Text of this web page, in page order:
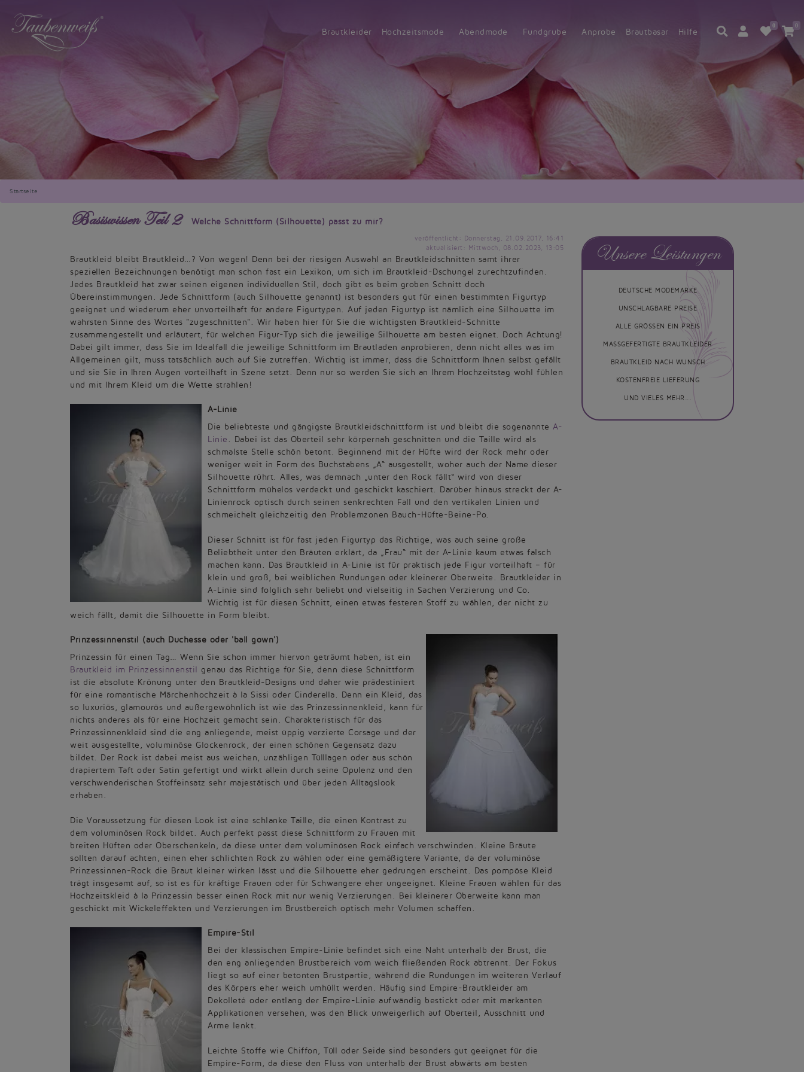
Brautkleider Hochzeitsmode Abendmode Fundgrube Anprobe Brautbasar Hilfe
0 0
Startseite
Basiswissen Teil 2 Welche Schnittform (Silhouette) passt zu mir?
veröffentlicht: Donnerstag, 21.09.2017, 16:41
aktualisiert: Mittwoch, 08.02.2023, 13:05
Brautkleid bleibt Brautkleid…? Von wegen! Denn bei der riesigen Auswahl an Brautkleidschnitten samt ihrer
speziellen Bezeichnungen benötigt man schon fast ein Lexikon, um sich im Brautkleid-Dschungel zurechtzufinden.
Jedes Brautkleid hat zwar seinen eigenen individuellen Stil, doch gibt es beim groben Schnitt doch
Übereinstimmungen. Jede Schnittform (auch Silhouette genannt) ist besonders gut für einen bestimmten Figurtyp
geeignet und wiederum eher unvorteilhaft für andere Figurtypen. Auf jeden Figurtyp ist nämlich eine Silhouette im
wahrsten Sinne des Wortes "zugeschnitten". Wir haben hier für Sie die wichtigsten Brautkleid-Schnitte
zusammengestellt und erläutert, für welchen Figur-Typ sich die jeweilige Silhouette am besten eignet. Doch Achtung!
Dabei gilt immer, dass Sie im Idealfall die jeweilige Schnittform im Brautladen anprobieren, denn nicht alles was im
Allgemeinen gilt, muss tatsächlich auch auf Sie zutreffen. Wichtig ist immer, dass die Schnittform Ihnen selbst gefällt
und sie Sie in Ihren Augen vorteilhaft in Szene setzt. Denn nur so werden Sie sich an Ihrem Hochzeitstag wohl fühlen
und mit Ihrem Kleid um die Wette strahlen!
A-Linie
Die beliebteste und gängigste Brautkleidschnittform ist und bleibt die sogenannte A-
Linie . Dabei ist das Oberteil sehr körpernah geschnitten und die Taille wird als
schmalste Stelle schön betont. Beginnend mit der Hüfte wird der Rock mehr oder
weniger weit in Form des Buchstabens „A“ ausgestellt, woher auch der Name dieser
Silhouette rührt. Alles, was demnach „unter den Rock fällt“ wird von dieser
Schnittform mühelos verdeckt und geschickt kaschiert. Darüber hinaus streckt der A-
Linienrock optisch durch seinen senkrechten Fall und den vertikalen Linien und
schmeichelt gleichzeitig den Problemzonen Bauch-Hüfte-Beine-Po.
Dieser Schnitt ist für fast jeden Figurtyp das Richtige, was auch seine große
Beliebtheit unter den Bräuten erklärt, da „Frau“ mit der A-Linie kaum etwas falsch
machen kann. Das Brautkleid in A-Linie ist für praktisch jede Figur vorteilhaft – für
klein und groß, bei weiblichen Rundungen oder kleinerer Oberweite. Brautkleider in
A-Linie sind folglich sehr beliebt und vielseitig in Sachen Verzierung und Co.
Wichtig ist für diesen Schnitt, einen etwas festeren Stoff zu wählen, der nicht zu
weich fällt, damit die Silhouette in Form bleibt.
Prinzessinnenstil (auch Duchesse oder 'ball gown')
Prinzessin für einen Tag… Wenn Sie schon immer hiervon geträumt haben, ist ein
Brautkleid im Prinzessinnenstil
genau das Richtige für Sie, denn diese Schnittform
ist die absolute Krönung unter den Brautkleid-Designs und daher wie prädestiniert
für eine romantische Märchenhochzeit à la Sissi oder Cinderella. Denn ein Kleid, das
so luxuriös, glamourös und außergewöhnlich ist wie das Prinzessinnenkleid, kann für
nichts anderes als für eine Hochzeit gemacht sein. Charakteristisch für das
Prinzessinnenkleid sind die eng anliegende, meist üppig verzierte Corsage und der
weit ausgestellte, voluminöse Glockenrock, der einen schönen Gegensatz dazu
bildet. Der Rock ist dabei meist aus weichen, unzähligen Tülllagen oder aus schön
drapiertem Taft oder Satin gefertigt und wirkt allein durch seine Opulenz und den
verschwenderischen Stoffeinsatz sehr majestätisch und über jeden Alltagslook
erhaben.
Die Voraussetzung für diesen Look ist eine schlanke Taille, die einen Kontrast zu
dem voluminösen Rock bildet. Auch perfekt passt diese Schnittform zu Frauen mit
breiten Hüften oder Oberschenkeln, da diese unter dem voluminösen Rock einfach verschwinden. Kleine Bräute
sollten darauf achten, einen eher schlichten Rock zu wählen oder eine gemäßigtere Variante, da der voluminöse
Prinzessinnen-Rock die Braut kleiner wirken lässt und die Silhouette eher gedrungen erscheint. Das pompöse Kleid
trägt insgesamt auf, so ist es für kräftige Frauen oder für Schwangere eher ungeeignet. Kleine Frauen wählen für das
Hochzeitskleid à la Prinzessin besser einen Rock mit nur wenig Verzierungen. Bei kleinerer Oberweite kann man
geschickt mit Wickeleffekten und Verzierungen im Brustbereich optisch mehr Volumen schaffen.
Empire-Stil
Bei der klassischen Empire-Linie befindet sich eine Naht unterhalb der Brust, die
den eng anliegenden Brustbereich vom weich fließenden Rock abtrennt. Der Fokus
liegt so auf einer betonten Brustpartie, während die Rundungen im weiteren Verlauf
des Körpers eher weich umhüllt werden. Häufig sind Empire-Brautkleider am
Dekolleté oder entlang der Empire-Linie aufwändig bestickt oder mit markanten
Applikationen versehen, was den Blick unweigerlich auf Oberteil, Ausschnitt und
Arme lenkt.
Leichte Stoffe wie Chiffon, Tüll oder Seide sind besonders gut geeignet für die
Empire-Form, da diese den Fluss von unterhalb der Brust abwärts am besten
Unsere Leistungen
DEUTSCHE MODEMARKE
UNSCHLAGBARE PREISE
ALLE GRÖSSEN EIN PREIS
MASSGEFERTIGTE BRAUTKLEIDER
BRAUTKLEID NACH WUNSCH
KOSTENFREIE LIEFERUNG
UND VIELES MEHR...